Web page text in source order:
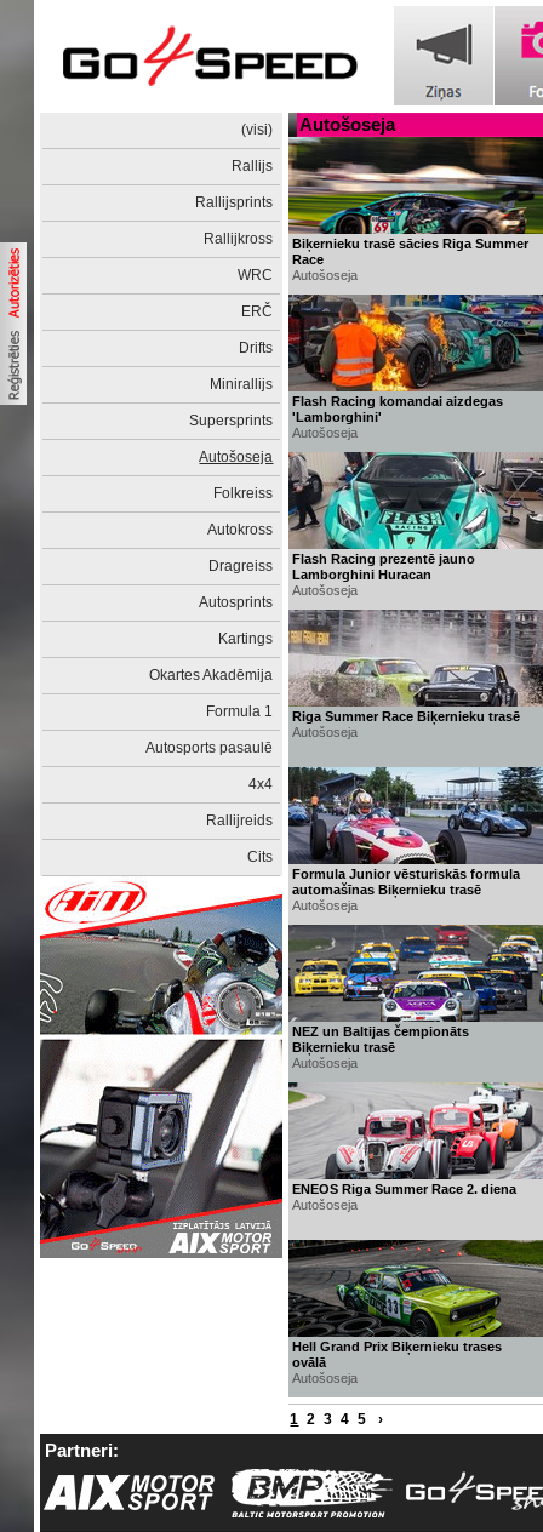
(visi)
Rallijs
Rallijsprints
Rallijkross
WRC
ERČ
Drifts
Minirallijs
Supersprints
Autošoseja
Folkreiss
Autokross
Dragreiss
Autosprints
Kartings
Okartes Akadēmija
Formula 1
Autosports pasaulē
4x4
Rallijreids
Cits
Autošoseja
Biķernieku trasē sācies Riga Summer
Race
Autošoseja
Flash Racing komandai aizdegas
'Lamborghini'
Autošoseja
Flash Racing prezentē jauno
Lamborghini Huracan
Autošoseja
Riga Summer Race Biķernieku trasē
Autošoseja
Formula Junior vēsturiskās formula
automašīnas Biķernieku trasē
Autošoseja
NEZ un Baltijas čempionāts
Biķernieku trasē
Autošoseja
ENEOS Riga Summer Race 2. diena
Autošoseja
Hell Grand Prix Biķernieku trases
ovālā
Autošoseja
1 2 3 4 5 ›
Partneri: